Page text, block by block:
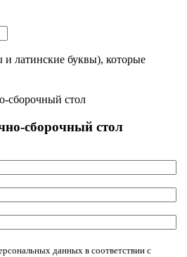
латинские буквы), которые
сборочный стол
данных в соответствии с